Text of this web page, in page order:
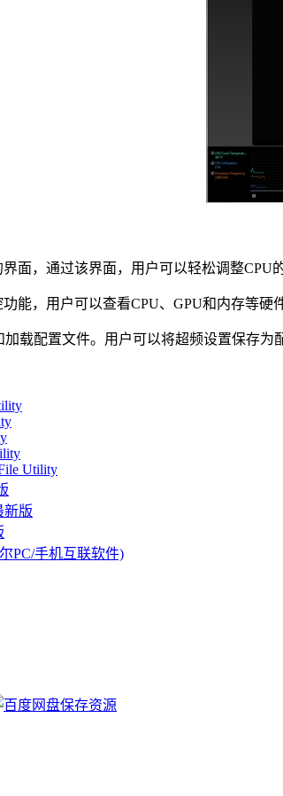
面，通过该界面，用户可以轻松调整CPU
能，用户可以查看CPU、GPU和内存等硬
载配置文件。用户可以将超频设置保存为
Utility
新版
PC/手机互联软件)
保存资源